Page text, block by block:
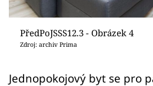
Sledujte nás
PředPoJSSS12.3 - Obrázek 4
Zdroj: archiv Prima
Jednopokojový byt se pro